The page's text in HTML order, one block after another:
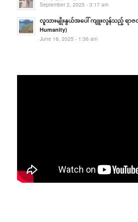
September 2, 2025 - 3:17 am
လူသားမျိုးနွယ်အပေါ် ကျူးလွန်သည့် ရာဇဝ
Humanity)
June 16, 2025 - 1:36 am